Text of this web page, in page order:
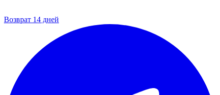
Возврат 14 дней